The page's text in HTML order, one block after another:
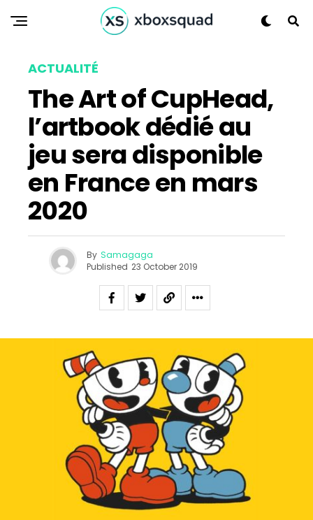
ACTUALITÉ
The Art of CupHead,
l’artbook dédié au
jeu sera disponible
en France en mars
2020
By Samagaga
Published 23 October 2019